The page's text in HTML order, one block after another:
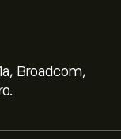
Broadcom,